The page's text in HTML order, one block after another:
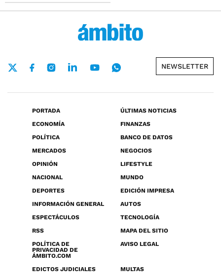
NEWSLETTER
PORTADA
ÚLTIMAS NOTICIAS
ECONOMÍA
FINANZAS
POLÍTICA
BANCO DE DATOS
MERCADOS
NEGOCIOS
OPINIÓN
LIFESTYLE
NACIONAL
MUNDO
DEPORTES
EDICIÓN IMPRESA
INFORMACIÓN GENERAL
AUTOS
ESPECTÁCULOS
TECNOLOGÍA
RSS
MAPA DEL SITIO
POLÍTICA DE
PRIVACIDAD DE
ÁMBITO.COM
AVISO LEGAL
EDICTOS JUDICIALES
MULTAS